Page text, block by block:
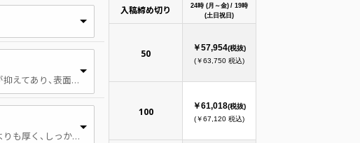
非印刷部分の光沢が抑えてあり、表面が滑らかな用紙。落ち着いた印象を持たせたい印刷物向きです。
厚手 官製はがきよりも厚く、しっかりとした紙厚です。名刺・カード・本の表紙などに適しています。
入稿締め切り 24時 (月～金) / 19時
(土日祝日)
50
￥57,954(税抜)
(￥63,750 税込)
100
￥61,018(税抜)
(￥67,120 税込)